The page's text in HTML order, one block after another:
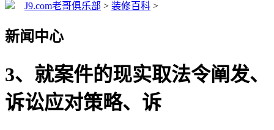
J9.com老哥俱乐部 > 装修百科 >
新闻中心
3、就案件的现实取法令阐发、
诉讼应对策略、诉